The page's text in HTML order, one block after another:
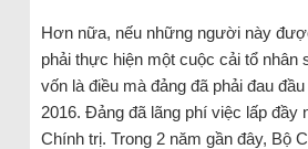
Hơn nữa, nếu những người này
phải thực hiện một cuộc cải tổ
vốn là điều mà đảng đã phải đau
2016. Đảng đã lãng phí việc lấp đầy
Chính trị. Trong 2 năm gần đây, Bộ